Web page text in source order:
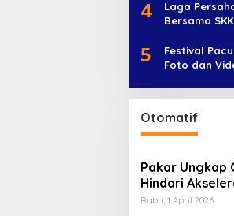
4
Laga
Bersama
5
Festival
Foto dan
Otomatif
Pakar Ungkap
Hindari
Rabu, 1 April 2026